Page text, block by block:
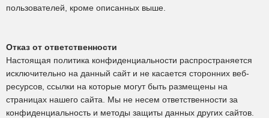
пользователей, кроме описанных выше.
Отказ от ответственности
Настоящая политика конфиденциальности распространяется
исключительно на данный сайт и не касается сторонних веб-
ресурсов, ссылки на которые могут быть размещены на
страницах нашего сайта. Мы не несем ответственности за
конфиденциальность и методы защиты данных других сайтов.